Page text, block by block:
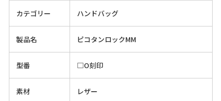
カテゴリー ハンドバッグ
製品名 ピコタンロックMM
型番 □O刻印
素材 レザー